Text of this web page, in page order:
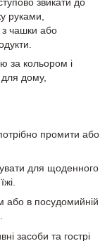
руками,
з чашки або
за кольором і
дому,
промити або
для щоденного
в посудомийній
засоби та гострі